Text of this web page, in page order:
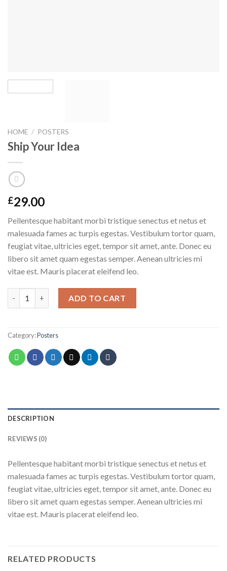
HOME / POSTERS
Ship Your Idea
£29.00
Pellentesque habitant morbi tristique senectus et netus et
malesuada fames ac turpis egestas. Vestibulum tortor quam,
feugiat vitae, ultricies eget, tempor sit amet, ante. Donec eu
libero sit amet quam egestas semper. Aenean ultricies mi
vitae est. Mauris placerat eleifend leo.
ADD TO CART
Category:Posters
DESCRIPTION
REVIEWS (0)
Pellentesque habitant morbi tristique senectus et netus et
malesuada fames ac turpis egestas. Vestibulum tortor quam,
feugiat vitae, ultricies eget, tempor sit amet, ante. Donec eu
libero sit amet quam egestas semper. Aenean ultricies mi
vitae est. Mauris placerat eleifend leo.
RELATED PRODUCTS